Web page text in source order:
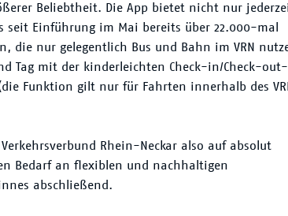
Beliebtheit. Die App bietet nicht nur
seit Einführung im Mai bereits über 22.000-mal
die nur gelegentlich Bus und Bahn im VRN
Tag mit der kinderleichten Check-in/Check-out-
Funktion gilt nur für Fahrten innerhalb des
Rhein-Neckar also auf absolut
Bedarf an flexiblen und nachhaltigen
abschließend.